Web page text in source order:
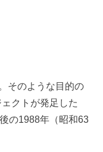
そのような目的の
クトが発足した
の1988年（昭和63